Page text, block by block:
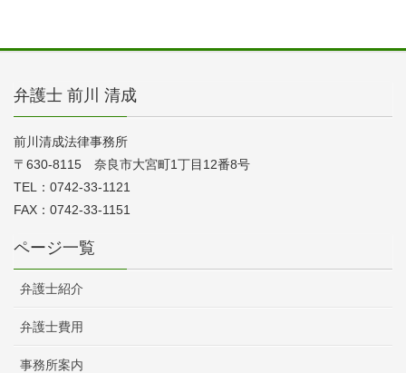
弁護士 前川 清成
前川清成法律事務所
〒630-8115 奈良市大宮町1丁目12番8号
TEL：0742-33-1121
FAX：0742-33-1151
ページ一覧
弁護士紹介
弁護士費用
事務所案内